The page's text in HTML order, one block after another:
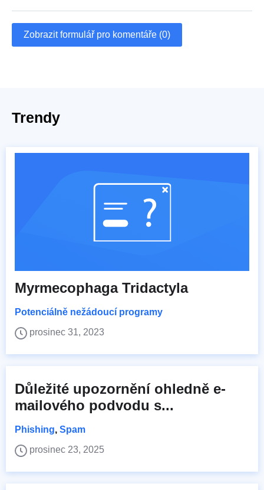
Zobrazit formulář pro komentáře (0)
Trendy
Myrmecophaga Tridactyla
Potenciálně nežádoucí programy
prosinec 31, 2023
Důležité upozornění ohledně e-
mailového podvodu s...
Phishing, Spam
prosinec 23, 2025